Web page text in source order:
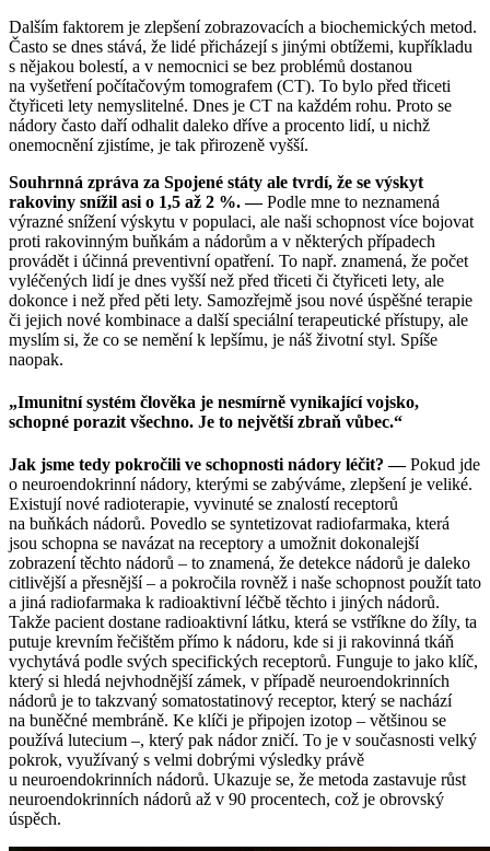
Dalším faktorem je zlepšení zobrazovacích a biochemických metod.
Často se dnes stává, že lidé přicházejí s jinými obtížemi, kupříkladu
s nějakou bolestí, a v nemocnici se bez problémů dostanou
na vyšetření počítačovým tomografem (CT). To bylo před třiceti
čtyřiceti lety nemyslitelné. Dnes je CT na každém rohu. Proto se
nádory často daří odhalit daleko dříve a procento lidí, u nichž
onemocnění zjistíme, je tak přirozeně vyšší.
Souhrnná zpráva za Spojené státy ale tvrdí, že se výskyt
rakoviny snížil asi o 1,5 až 2 %. —Podle mne to neznamená
výrazné snížení výskytu v populaci, ale naši schopnost více bojovat
proti rakovinným buňkám a nádorům a v některých případech
provádět i účinná preventivní opatření. To např. znamená, že počet
vyléčených lidí je dnes vyšší než před třiceti či čtyřiceti lety, ale
dokonce i než před pěti lety. Samozřejmě jsou nové úspěšné terapie
či jejich nové kombinace a další speciální terapeutické přístupy, ale
myslím si, že co se nemění k lepšímu, je náš životní styl. Spíše
naopak.
„Imunitní systém člověka je nesmírně vynikající vojsko,
schopné porazit všechno. Je to největší zbraň vůbec.“
Jak jsme tedy pokročili ve schopnosti nádory léčit? —Pokud jde
o neuroendokrinní nádory, kterými se zabýváme, zlepšení je veliké.
Existují nové radioterapie, vyvinuté se znalostí receptorů
na buňkách nádorů. Povedlo se syntetizovat radiofarmaka, která
jsou schopna se navázat na receptory a umožnit dokonalejší
zobrazení těchto nádorů – to znamená, že detekce nádorů je daleko
citlivější a přesnější – a pokročila rovněž i naše schopnost použít tato
a jiná radiofarmaka k radioaktivní léčbě těchto i jiných nádorů.
Takže pacient dostane radioaktivní látku, která se vstříkne do žíly, ta
putuje krevním řečištěm přímo k nádoru, kde si ji rakovinná tkáň
vychytává podle svých specifických receptorů. Funguje to jako klíč,
který si hledá nejvhodnější zámek, v případě neuroendokrinních
nádorů je to takzvaný somatostatinový receptor, který se nachází
na buněčné membráně. Ke klíči je připojen izotop – většinou se
používá lutecium –, který pak nádor zničí. To je v současnosti velký
pokrok, využívaný s velmi dobrými výsledky právě
u neuroendokrinních nádorů. Ukazuje se, že metoda zastavuje růst
neuroendokrinních nádorů až v 90 procentech, což je obrovský
úspěch.